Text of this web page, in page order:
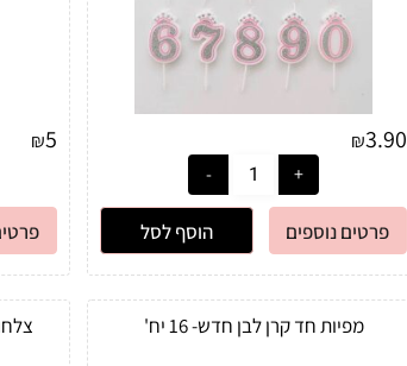
₪3.90
פרטים נוספים הוסף לסל
₪5
מפיות חד קרן לבן חדש- 16 יח'